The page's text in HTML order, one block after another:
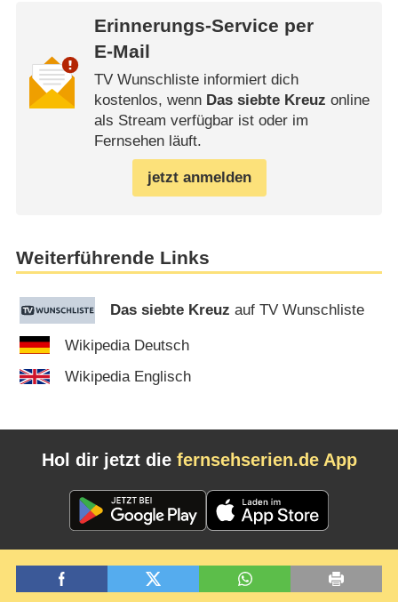
Erinnerungs-Service per
E-Mail
TV Wunschliste informiert dich
kostenlos, wenn Das siebte Kreuz online
als Stream verfügbar ist oder im
Fernsehen läuft.
jetzt anmelden
Weiterführende Links
Das siebte Kreuz auf TV Wunschliste
Wikipedia Deutsch
Wikipedia Englisch
Hol dir jetzt die fernsehserien.de App